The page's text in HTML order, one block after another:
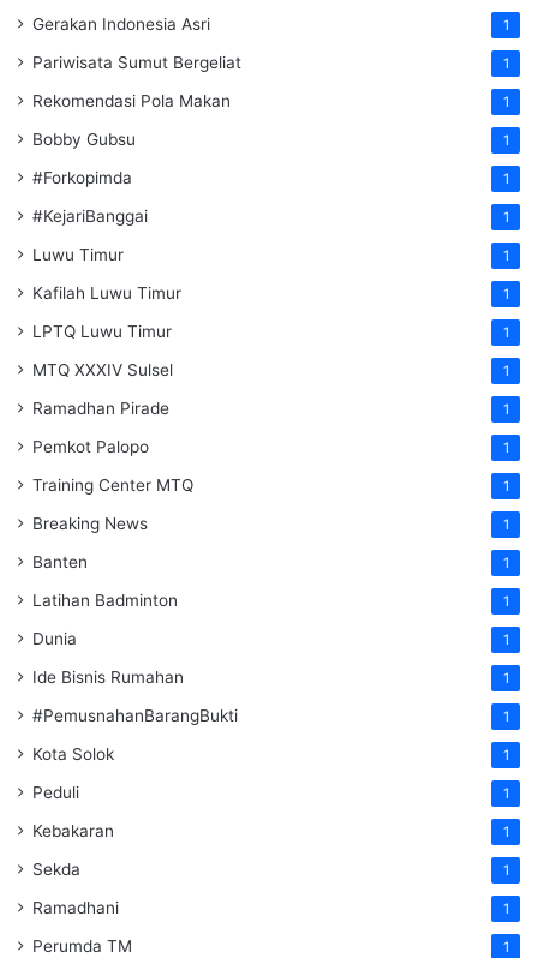
Gerakan Indonesia Asri 1
Pariwisata Sumut Bergeliat 1
Rekomendasi Pola Makan 1
Bobby Gubsu 1
#Forkopimda 1
#KejariBanggai 1
Luwu Timur 1
Kafilah Luwu Timur 1
LPTQ Luwu Timur 1
MTQ XXXIV Sulsel 1
Ramadhan Pirade 1
Pemkot Palopo 1
Training Center MTQ 1
Breaking News 1
Banten 1
Latihan Badminton 1
Dunia 1
Ide Bisnis Rumahan 1
#PemusnahanBarangBukti 1
Kota Solok 1
Peduli 1
Kebakaran 1
Sekda 1
Ramadhani 1
Perumda TM 1